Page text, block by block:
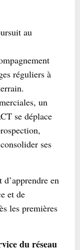
au
réguliers à
un
se déplace
ses
en
et de
les premières
du réseau